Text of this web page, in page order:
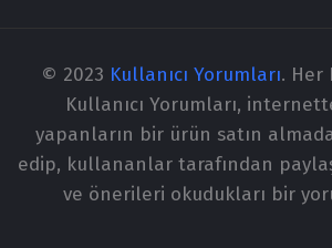
© 2023 Kullanıcı Yorumları. Her
Kullanıcı Yorumları,
yapanların bir ürün satın
edip, kullananlar tarafından
ve önerileri okudukları bir